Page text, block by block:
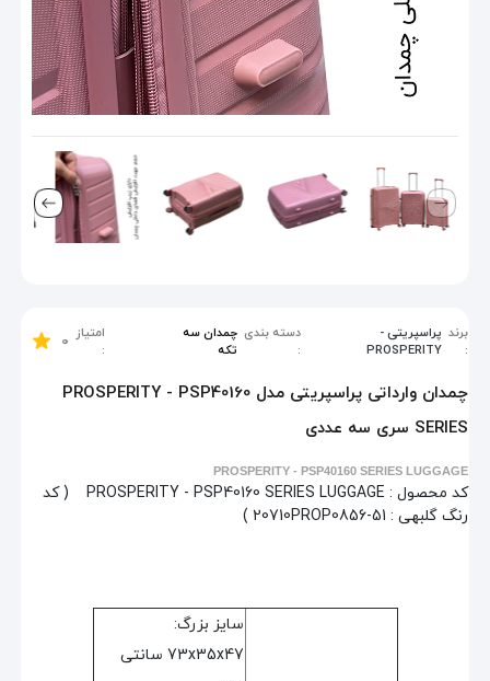
برند
:
پراسپریتی -
PROSPERITY
دسته بندی
:
چمدان سه
تکه
امتیاز
:
0
چمدان وارداتی پراسپریتی مدل PROSPERITY - PSP40160
SERIES سری سه عددی
PROSPERITY - PSP40160 SERIES LUGGAGE
کد محصول : PROSPERITY - PSP40160 SERIES LUGGAGE
( کد
رنگ گلبهی : 20710PROP0856-51 )
سایز بزرگ:
73x35x47 سانتی